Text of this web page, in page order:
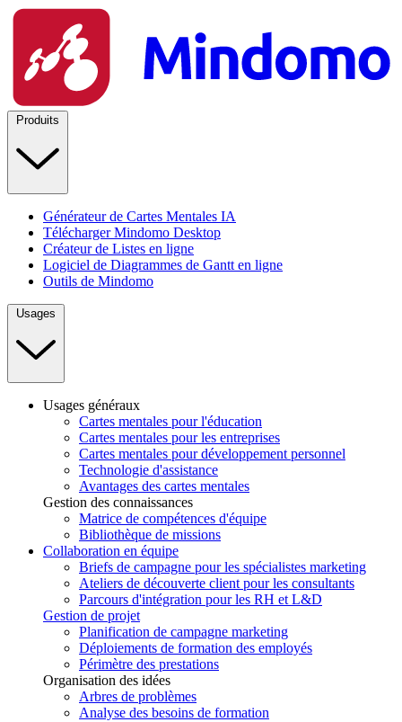
Produits
Générateur de Cartes Mentales IA
Télécharger Mindomo Desktop
Créateur de Listes en ligne
Logiciel de Diagrammes de Gantt en ligne
Outils de Mindomo
Usages
Usages généraux
Cartes mentales pour l'éducation
Cartes mentales pour les entreprises
Cartes mentales pour développement personnel
Technologie d'assistance
Avantages des cartes mentales
Gestion des connaissances
Matrice de compétences d'équipe
Bibliothèque de missions
Collaboration en équipe
Briefs de campagne pour les spécialistes marketing
Ateliers de découverte client pour les consultants
Parcours d'intégration pour les RH et L&D
Gestion de projet
Planification de campagne marketing
Déploiements de formation des employés
Périmètre des prestations
Organisation des idées
Arbres de problèmes
Analyse des besoins de formation